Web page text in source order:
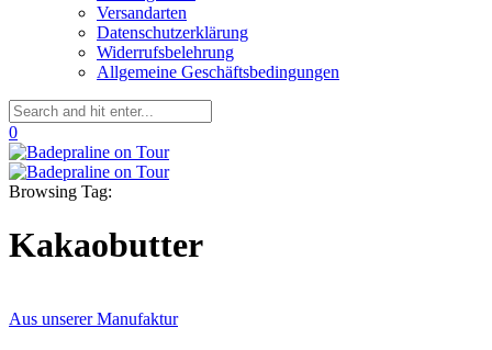
Versandarten
Datenschutzerklärung
Widerrufsbelehrung
Allgemeine Geschäftsbedingungen
0
Browsing Tag:
Kakaobutter
Aus unserer Manufaktur